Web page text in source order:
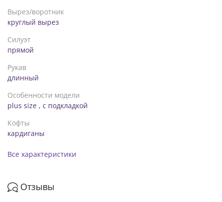
Вырез/воротник
круглый вырез
Силуэт
прямой
Рукав
длинный
Особенности модели
plus size , с подкладкой
Кофты
кардиганы
Все характеристики
Отзывы